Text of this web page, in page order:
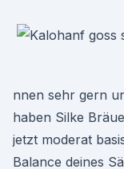
nnen sehr gern
haben Silke
jetzt moderat
Balance deines